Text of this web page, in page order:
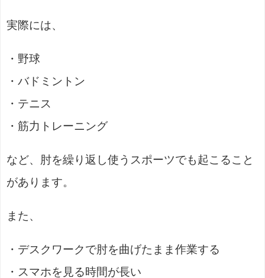
実際には、
・野球
・バドミントン
・テニス
・筋力トレーニング
など、肘を繰り返し使うスポーツでも起こること
があります。
また、
・デスクワークで肘を曲げたまま作業する
・スマホを見る時間が長い